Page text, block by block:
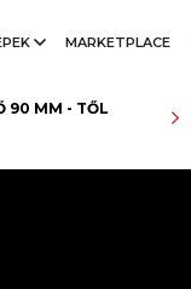
MARKETPLACE
90 MM - TŐL